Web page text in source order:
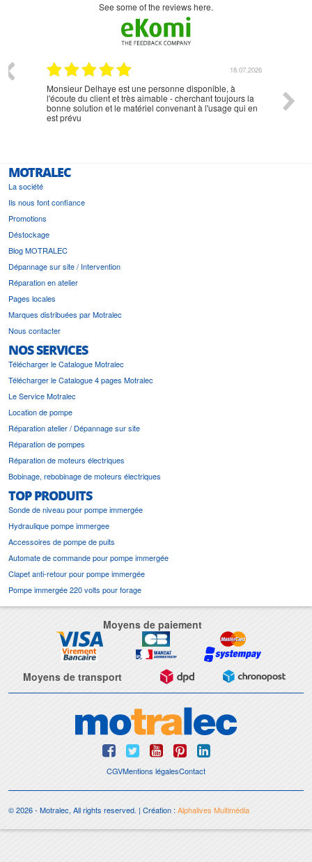
see some of the reviews here.
18.07.2026
Monsieur Delhaye est une personne disponible, à
l'écoute du client et très aimable - cherchant toujours la
bonne solution et le matériel convenant à l'usage qui en
est prévu
MOTRALEC
La société
Ils nous font confiance
Promotions
Déstockage
Blog MOTRALEC
Dépannage sur site / Intervention
Réparation en atelier
Pages locales
Marques distribuées par Motralec
Nous contacter
NOS SERVICES
Télécharger le Catalogue Motralec
Télécharger le Catalogue 4 pages Motralec
Le Service Motralec
Location de pompe
Réparation atelier / Dépannage sur site
Réparation de pompes
Réparation de moteurs électriques
Bobinage, rebobinage de moteurs électriques
TOP PRODUITS
Sonde de niveau pour pompe immergée
Hydraulique pompe immergee
Accessoires de pompe de puits
Automate de commande pour pompe immergée
Clapet anti-retour pour pompe immergée
Pompe immergée 220 volts pour forage
Moyens de paiement
Moyens de transport
CGVMentions légalesContact
© 2026 - Motralec, All rights reserved. | Création : Alphalives Multimédia